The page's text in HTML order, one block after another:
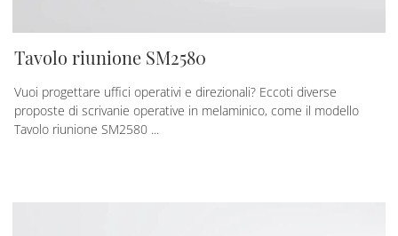
Tavolo riunione SM2580
Vuoi progettare uffici operativi e direzionali? Eccoti diverse
proposte di scrivanie operative in melaminico, come il modello
Tavolo riunione SM2580 ...